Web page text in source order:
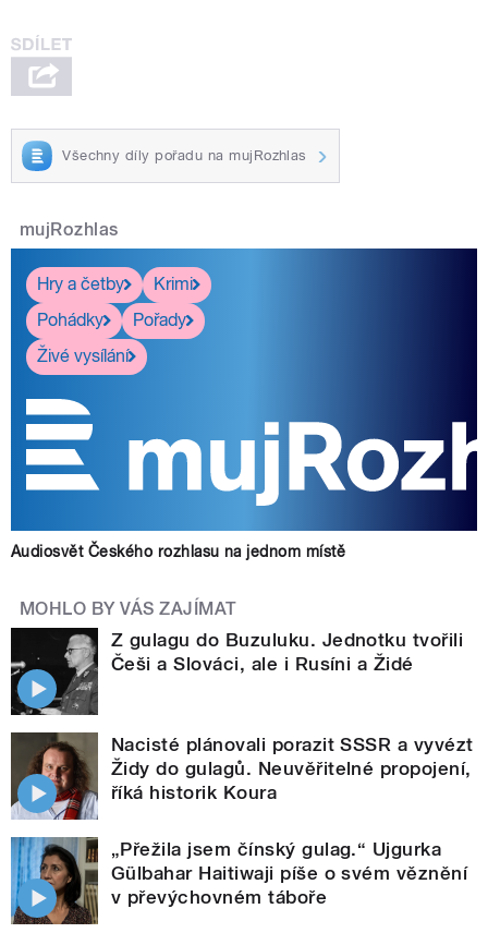
Všechny díly pořadu na mujRozhlas
mujRozhlas
Hry a četby
Krimi
Pohádky
Pořady
Živé vysílání
Audiosvět Českého rozhlasu na jednom místě
MOHLO BY VÁS ZAJÍMAT
Z gulagu do Buzuluku. Jednotku tvořili
Češi a Slováci, ale i Rusíni a Židé
Nacisté plánovali porazit SSSR a vyvézt
Židy do gulagů. Neuvěřitelné propojení,
říká historik Koura
„Přežila jsem čínský gulag.“ Ujgurka
Gülbahar Haitiwaji píše o svém věznění
v převýchovném táboře